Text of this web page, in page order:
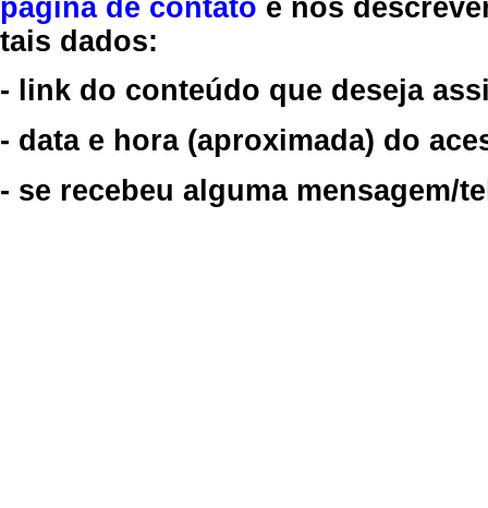
página de contato e nos
tais dados:
- link do conteúdo que deseja
- data e hora (aproximada) do
- se recebeu alguma mensagem/